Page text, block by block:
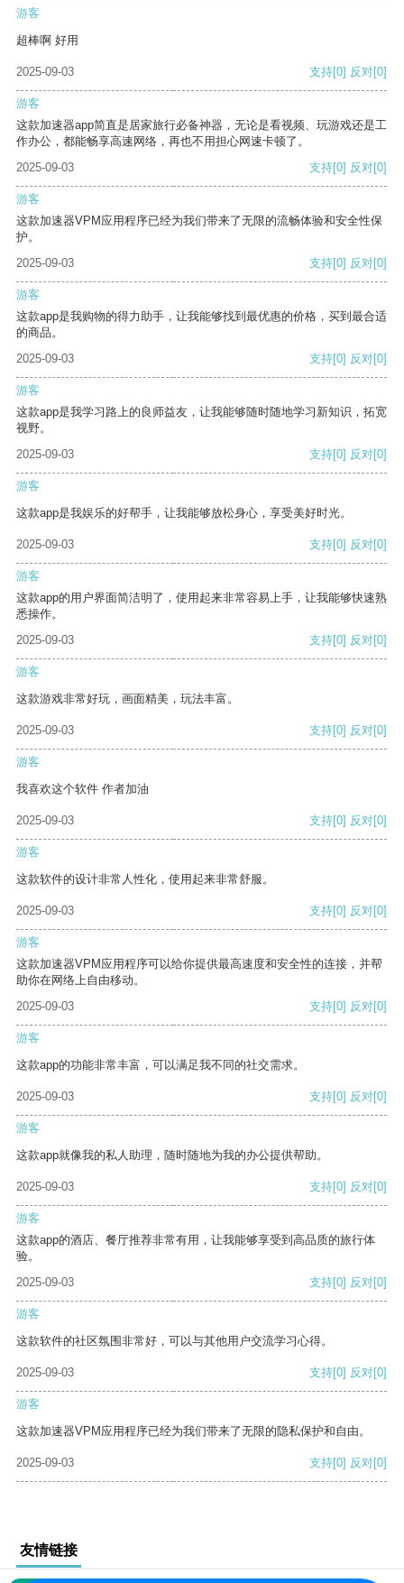
游客
超棒啊 好用
2025-09-03 支持[0] 反对[0]
游客
这款加速器app简直是居家旅行必备神器，无论是看视频、玩游戏还是工
作办公，都能畅享高速网络，再也不用担心网速卡顿了。
2025-09-03
支持[0] 反对[0]
游客
这款加速器VPM应用程序已经为我们带来了无限的流畅体验和安全性保
护。
2025-09-03
支持[0] 反对[0]
游客
这款app是我购物的得力助手，让我能够找到最优惠的价格，买到最合适
的商品。
2025-09-03
支持[0] 反对[0]
游客
这款app是我学习路上的良师益友，让我能够随时随地学习新知识，拓宽
视野。
2025-09-03
支持[0] 反对[0]
游客
这款app是我娱乐的好帮手，让我能够放松身心，享受美好时光。
2025-09-03 支持[0] 反对[0]
游客
这款app的用户界面简洁明了，使用起来非常容易上手，让我能够快速熟
悉操作。
2025-09-03
支持[0] 反对[0]
游客
这款游戏非常好玩，画面精美，玩法丰富。
2025-09-03 支持[0] 反对[0]
游客
我喜欢这个软件 作者加油
2025-09-03 支持[0] 反对[0]
游客
这款软件的设计非常人性化，使用起来非常舒服。
2025-09-03 支持[0] 反对[0]
游客
这款加速器VPM应用程序可以给你提供最高速度和安全性的连接，并帮
助你在网络上自由移动。
2025-09-03
支持[0] 反对[0]
游客
这款app的功能非常丰富，可以满足我不同的社交需求。
2025-09-03 支持[0] 反对[0]
游客
这款app就像我的私人助理，随时随地为我的办公提供帮助。
2025-09-03 支持[0] 反对[0]
游客
这款app的酒店、餐厅推荐非常有用，让我能够享受到高品质的旅行体
验。
2025-09-03
支持[0] 反对[0]
游客
这款软件的社区氛围非常好，可以与其他用户交流学习心得。
2025-09-03 支持[0] 反对[0]
游客
这款加速器VPM应用程序已经为我们带来了无限的隐私保护和自由。
2025-09-03 支持[0] 反对[0]
友情链接